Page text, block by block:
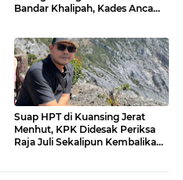
Bandar Khalipah, Kades Ancam
Suap HPT di Kuansing Jerat
Menhut, KPK Didesak Periksa
Raja Juli Sekalipun Kembalikan